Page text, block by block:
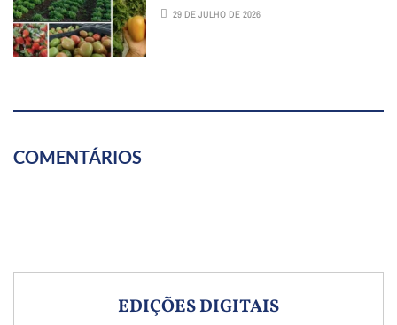
29 DE JULHO DE 2026
COMENTÁRIOS
EDIÇÕES DIGITAIS